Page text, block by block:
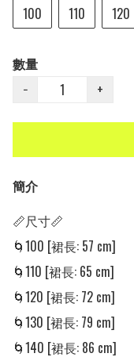
100
110 120
數量
−
+
簡介
📏尺寸📏
🌀100 [裙長: 57 cm]
🌀110 [裙長: 65 cm]
🌀120 [裙長: 72 cm]
🌀130 [裙長: 79 cm]
🌀140 [裙長: 86 cm]